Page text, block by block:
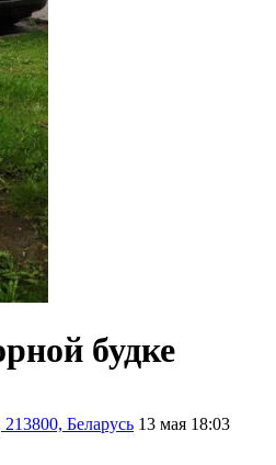
будке
Беларусь 13 мая 18:03